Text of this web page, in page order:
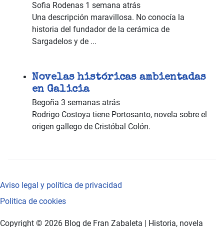
Sofia Rodenas 1 semana atrás
Una descripción maravillosa. No conocía la
historia del fundador de la cerámica de
Sargadelos y de ...
Novelas históricas ambientadas
en Galicia
Begoña 3 semanas atrás
Rodrigo Costoya tiene Portosanto, novela sobre el
origen gallego de Cristóbal Colón.
Aviso legal y política de privacidad
Politica de cookies
Copyright © 2026 Blog de Fran Zabaleta | Historia, novela